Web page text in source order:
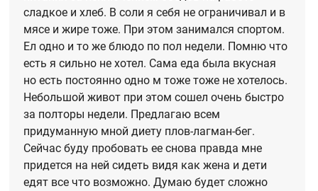
сладкое и хлеб. В соли я себя не ограничивал и в
мясе и жире тоже. При этом занимался спортом.
Ел одно и то же блюдо по пол недели. Помню что
есть я сильно не хотел. Сама еда была вкусная
но есть постоянно одно м тоже тоже не хотелось.
Небольшой живот при этом сошел очень быстро
за полторы недели. Предлагаю всем
придуманную мной диету плов-лагман-бег.
Сейчас буду пробовать ее снова правда мне
придется на ней сидеть видя как жена и дети
едят все что возможно. Думаю будет сложно